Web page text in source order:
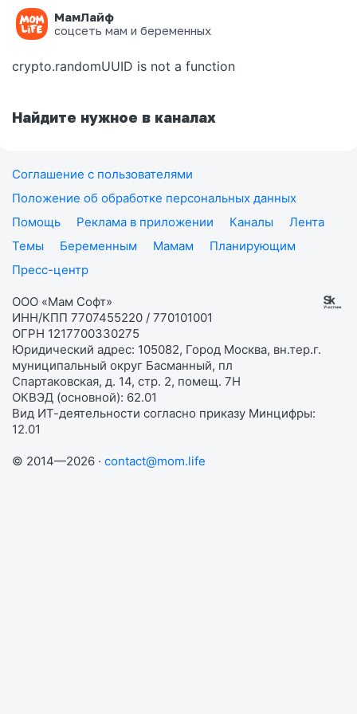
МамЛайф
соцсеть мам и беременных
Ошибка на странице
crypto.randomUUID is not a function
Найдите нужное в каналах
Соглашение с пользователями
Положение об обработке персональных данных
Помощь
Реклама в приложении Каналы
Лента
Темы
Беременным Мамам
Планирующим
Пресс-центр
ООО «Мам Софт»
ИНН/КПП 7707455220 / 770101001
ОГРН 1217700330275
Юридический адрес: 105082, Город Москва, вн.тер.г.
муниципальный округ Басманный, пл
Спартаковская, д. 14, стр. 2, помещ. 7Н
ОКВЭД (основной): 62.01
Вид ИТ-деятельности согласно приказу Минцифры:
12.01
© 2014—2026 · contact@mom.life